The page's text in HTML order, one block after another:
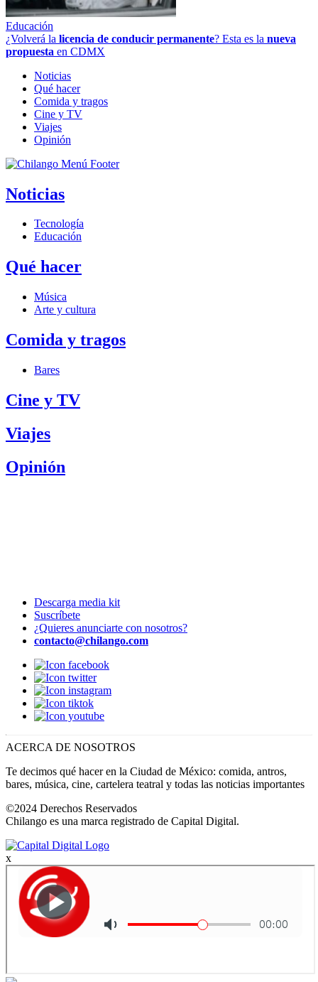
Educación
¿Volverá la licencia de conducir permanente? Esta es la nueva
propuesta en CDMX
Noticias
Qué hacer
Comida y tragos
Cine y TV
Viajes
Opinión
Noticias
Tecnología
Educación
Qué hacer
Música
Arte y cultura
Comida y tragos
Bares
Cine y TV
Viajes
Opinión
Descarga media kit
Suscríbete
¿Quieres anunciarte con nosotros?
contacto@chilango.com
ACERCA DE NOSOTROS
Te decimos qué hacer en la Ciudad de México: comida, antros,
bares, música, cine, cartelera teatral y todas las noticias importantes
©2024 Derechos Reservados
Chilango es una marca registrado de Capital Digital.
x